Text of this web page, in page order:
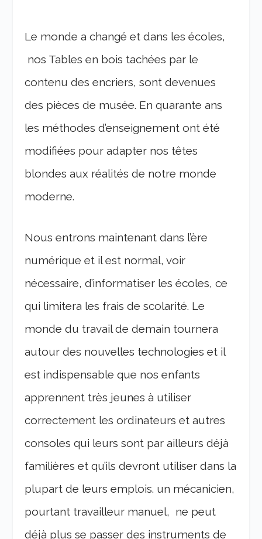
Le monde a changé et dans les écoles,
nos Tables en bois tachées par le
contenu des encriers, sont devenues
des pièces de musée. En quarante ans
les méthodes d’enseignement ont été
modifiées pour adapter nos têtes
blondes aux réalités de notre monde
moderne.
Nous entrons maintenant dans l’ère
numérique et il est normal, voir
nécessaire, d’informatiser les écoles, ce
qui limitera les frais de scolarité. Le
monde du travail de demain tournera
autour des nouvelles technologies et il
est indispensable que nos enfants
apprennent très jeunes à utiliser
correctement les ordinateurs et autres
consoles qui leurs sont par ailleurs déjà
familières et qu’ils devront utiliser dans la
plupart de leurs emplois. un mécanicien,
pourtant travailleur manuel, ne peut
déjà plus se passer des instruments de